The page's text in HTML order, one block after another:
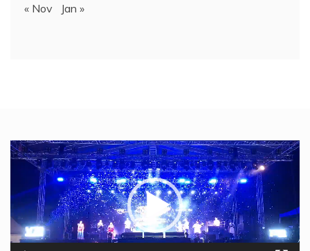
« Nov Jan »
Video
Player